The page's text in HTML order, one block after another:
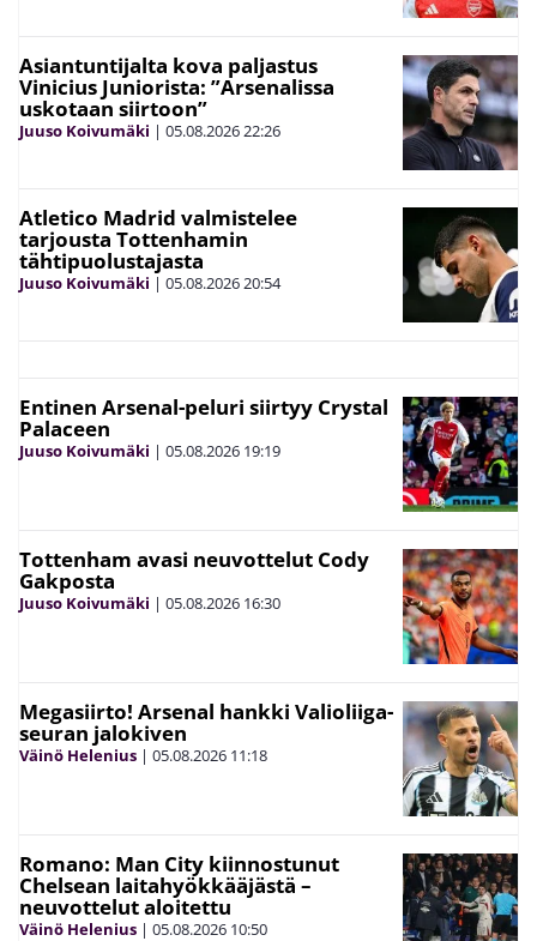
Asiantuntijalta kova paljastus
Vinicius Juniorista: ”Arsenalissa
uskotaan siirtoon”
Juuso Koivumäki | 05.08.202622:26
Atletico Madrid valmistelee
tarjousta Tottenhamin
tähtipuolustajasta
Juuso Koivumäki | 05.08.202620:54
Entinen Arsenal-peluri siirtyy Crystal
Palaceen
Juuso Koivumäki | 05.08.2026 19:19
Tottenham avasi neuvottelut Cody
Gakposta
Juuso Koivumäki | 05.08.2026 16:30
Megasiirto! Arsenal hankki Valioliiga-
seuran jalokiven
Väinö Helenius | 05.08.2026 11:18
Romano: Man City kiinnostunut
Chelsean laitahyökkääjästä –
neuvottelut aloitettu
Väinö Helenius | 05.08.2026 10:50